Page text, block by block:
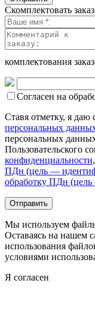
Скомплектовать заказ
комплектования
Согласен на
Ставя отметку, я даю
персональных
персональных
Пользовательского
конфиденциальности
ПДн (цель —
обработку ПДн (цель
Мы используем
Оставаясь на нашем
использования
условиями
Я согласен